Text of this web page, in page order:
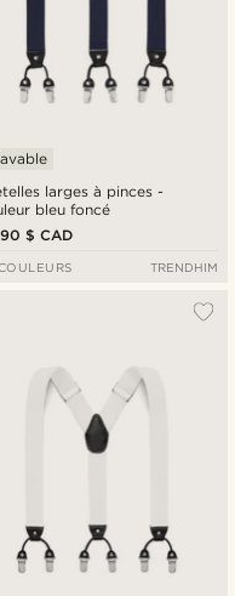
larges à pinces -
bleu foncé
$ CAD
TRENDHIM